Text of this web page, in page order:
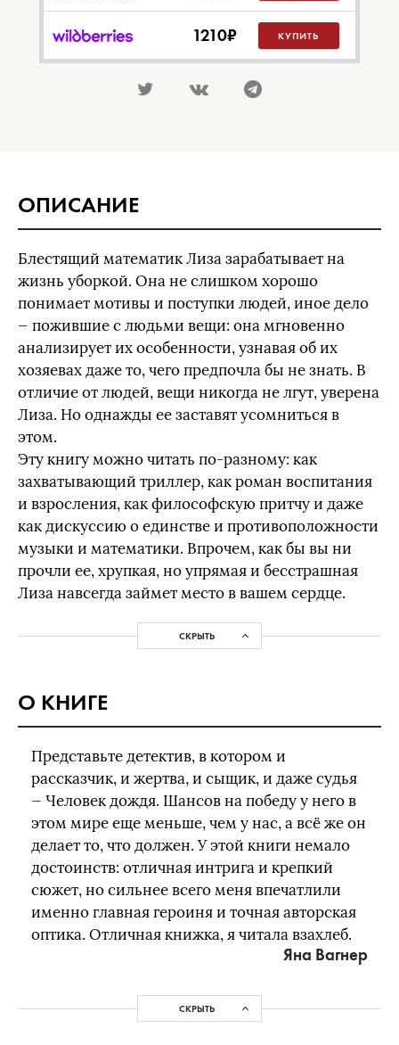
1210₽ КУПИТЬ
ОПИСАНИЕ
Блестящий математик Лиза зарабатывает на
жизнь уборкой. Она не слишком хорошо
понимает мотивы и поступки людей, иное дело
— пожившие с людьми вещи: она мгновенно
анализирует их особенности, узнавая об их
хозяевах даже то, чего предпочла бы не знать. В
отличие от людей, вещи никогда не лгут, уверена
Лиза. Но однажды ее заставят усомниться в
этом.
Эту книгу можно читать по-разному: как
захватывающий триллер, как роман воспитания
и взросления, как философскую притчу и даже
как дискуссию о единстве и противоположности
музыки и математики. Впрочем, как бы вы ни
прочли ее, хрупкая, но упрямая и бесстрашная
Лиза навсегда займет место в вашем сердце.
СКРЫТЬ
О КНИГЕ
Представьте детектив, в котором и
рассказчик, и жертва, и сыщик, и даже судья
— Человек дождя. Шансов на победу у него в
этом мире еще меньше, чем у нас, а всё же он
делает то, что должен. У этой книги немало
достоинств: отличная интрига и крепкий
сюжет, но сильнее всего меня впечатлили
именно главная героиня и точная авторская
оптика. Отличная книжка, я читала взахлеб.
Яна Вагнер
СКРЫТЬ